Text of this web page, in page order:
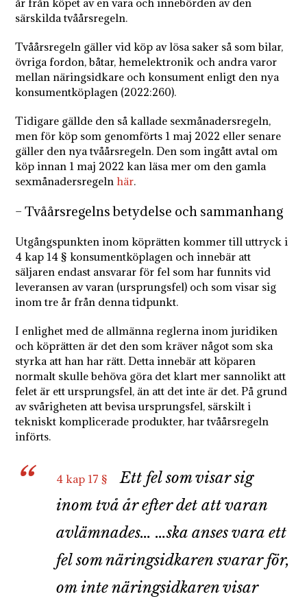
år från köpet av en vara och innebörden av den
särskilda tvåårsregeln.
Tvåårsregeln gäller vid köp av lösa saker så som bilar,
övriga fordon, båtar, hemelektronik och andra varor
mellan näringsidkare och konsument enligt den nya
konsumentköplagen (2022:260).
Tidigare gällde den så kallade sexmånadersregeln,
men för köp som genomförts 1 maj 2022 eller senare
gäller den nya tvåårsregeln. Den som ingått avtal om
köp innan 1 maj 2022 kan läsa mer om den gamla
sexmånadersregelnhär.
– Tvåårsregelns betydelse och sammanhang
Utgångspunkten inom köprätten kommer till uttryck i
4 kap 14 § konsumentköplagen och innebär att
säljaren endast ansvarar för fel som har funnits vid
leveransen av varan (ursprungsfel) och som visar sig
inom tre år från denna tidpunkt.
I enlighet med de allmänna reglerna inom juridiken
och köprätten är det den som kräver något som ska
styrka att han har rätt. Detta innebär att köparen
normalt skulle behöva göra det klart mer sannolikt att
felet är ett ursprungsfel, än att det inte är det. På grund
av svårigheten att bevisa ursprungsfel, särskilt i
tekniskt komplicerade produkter, har tvåårsregeln
införts.
4 kap 17 §
Ett fel som visar sig
inom två år efter det att varan
avlämnades… …ska anses vara ett
fel som näringsidkaren svarar för,
om inte näringsidkaren visar